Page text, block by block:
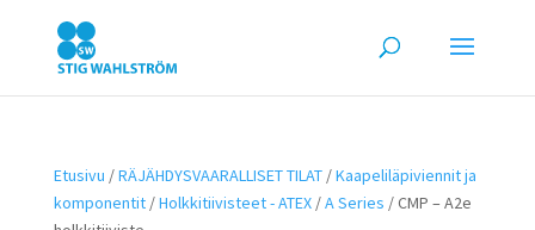
Etusivu /RÄJÄHDYSVAARALLISET TILAT/Kaapeliläpiviennit ja
komponentit/Holkkitiivisteet - ATEX/A Series / CMP – A2e